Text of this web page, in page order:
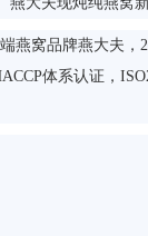
窝品牌燕大夫
体系认证，